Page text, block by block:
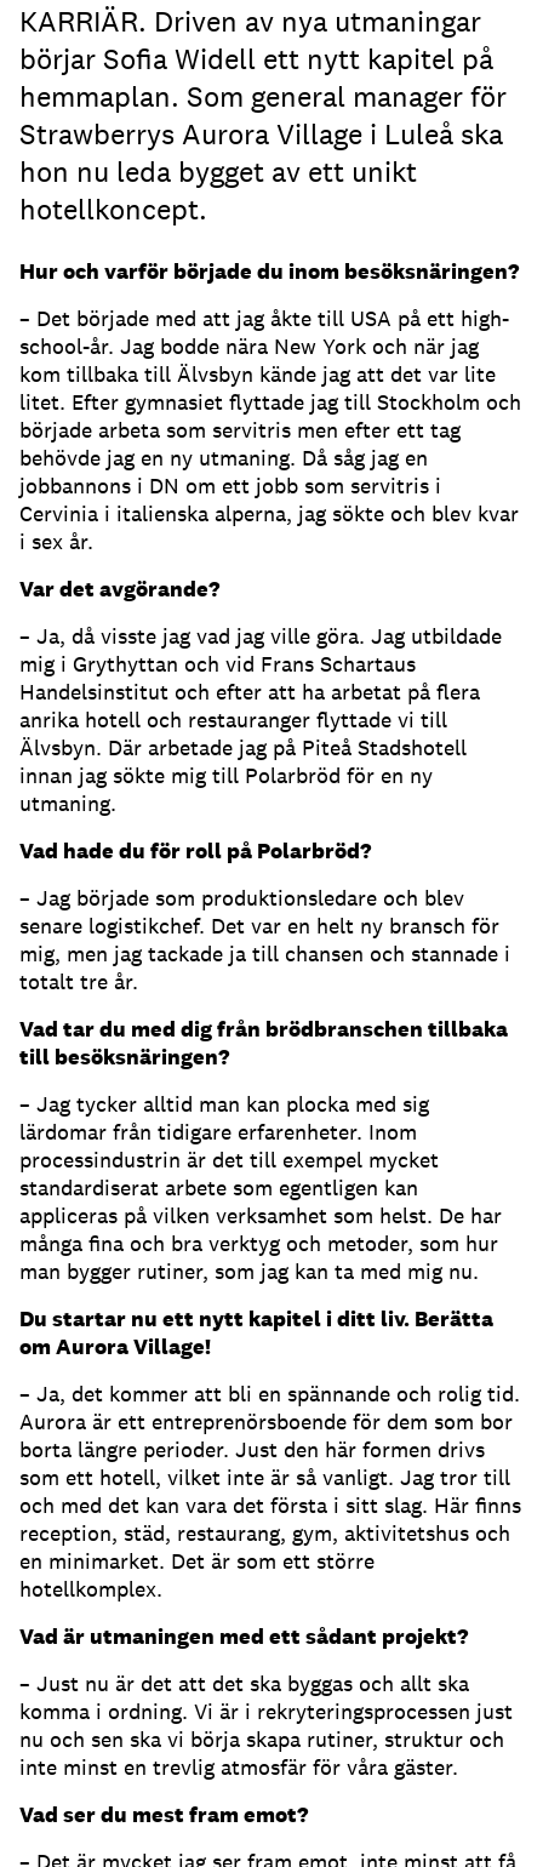
KARRIÄR. Driven av nya utmaningar
börjar Sofia Widell ett nytt kapitel på
hemmaplan. Som general manager för
Strawberrys Aurora Village i Luleå ska
hon nu leda bygget av ett unikt
hotellkoncept.
Hur och varför började du inom besöksnäringen?
– Det började med att jag åkte till USA på ett high-
school-år. Jag bodde nära New York och när jag
kom tillbaka till Älvsbyn kände jag att det var lite
litet. Efter gymnasiet flyttade jag till Stockholm och
började arbeta som servitris men efter ett tag
behövde jag en ny utmaning. Då såg jag en
jobbannons i DN om ett jobb som servitris i
Cervinia i italienska alperna, jag sökte och blev kvar
i sex år.
Var det avgörande?
– Ja, då visste jag vad jag ville göra. Jag utbildade
mig i Grythyttan och vid Frans Schartaus
Handelsinstitut och efter att ha arbetat på flera
anrika hotell och restauranger flyttade vi till
Älvsbyn. Där arbetade jag på Piteå Stadshotell
innan jag sökte mig till Polarbröd för en ny
utmaning.
Vad hade du för roll på Polarbröd?
– Jag började som produktionsledare och blev
senare logistikchef. Det var en helt ny bransch för
mig, men jag tackade ja till chansen och stannade i
totalt tre år.
Vad tar du med dig från brödbranschen tillbaka
till besöksnäringen?
– Jag tycker alltid man kan plocka med sig
lärdomar från tidigare erfarenheter. Inom
processindustrin är det till exempel mycket
standardiserat arbete som egentligen kan
appliceras på vilken verksamhet som helst. De har
många fina och bra verktyg och metoder, som hur
man bygger rutiner, som jag kan ta med mig nu.
Du startar nu ett nytt kapitel i ditt liv. Berätta
om Aurora Village!
– Ja, det kommer att bli en spännande och rolig tid.
Aurora är ett entreprenörsboende för dem som bor
borta längre perioder. Just den här formen drivs
som ett hotell, vilket inte är så vanligt. Jag tror till
och med det kan vara det första i sitt slag. Här finns
reception, städ, restaurang, gym, aktivitetshus och
en minimarket. Det är som ett större
hotellkomplex.
Vad är utmaningen med ett sådant projekt?
– Just nu är det att det ska byggas och allt ska
komma i ordning. Vi är i rekryteringsprocessen just
nu och sen ska vi börja skapa rutiner, struktur och
inte minst en trevlig atmosfär för våra gäster.
Vad ser du mest fram emot?
– Det är mycket jag ser fram emot, inte minst att få